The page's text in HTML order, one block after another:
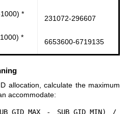
*
231072-296607
*
6653600-6719135
allocation, calculate the maximum
accommodate: